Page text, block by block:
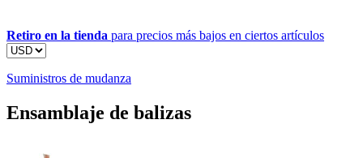
Retiro en la tienda para precios más bajos en ciertos artículos
Suministros de mudanza
Ensamblaje de balizas